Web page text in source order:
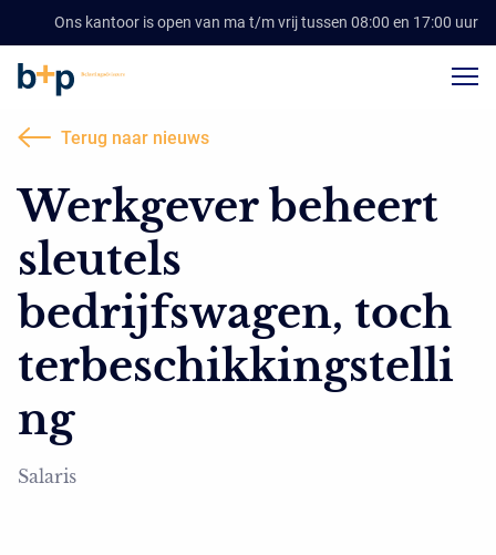
Ons kantoor is open van ma t/m vrij tussen 08:00 en 17:00 uur
Terug naar nieuws
Werkgever beheert
sleutels
bedrijfswagen, toch
terbeschikkingstelli
ng
Salaris